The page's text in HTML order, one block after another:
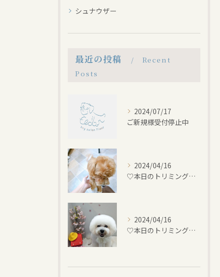
シュナウザー
最近の投稿
Recent
Posts
2024/07/17
ご新規様受付停止中
2024/04/16
♡本日のトリミング♡⁠~岡崎トリミングサロン~
2024/04/16
♡本日のトリミング♡⁠~岡崎トリミングサロン~